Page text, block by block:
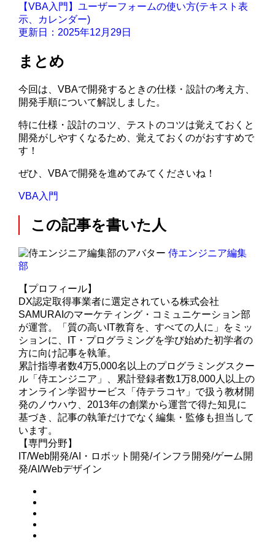
【VBA入門】ユーザーフォームの使い方(テキスト表
示、カレンダー)
更新日：2025年12月29日
まとめ
今回は、VBAで開発するときの仕様・設計の考え方、
開発手順について解説しました。
特に仕様・設計のコツ、テストのコツは覚えておくと
開発がしやすくなるため、覚えておくのがおすすめで
す！
ぜひ、VBAで開発を進めてみてくださいね！
VBA入門
この記事を書いた人
侍エンジニア編集
部
【プロフィール】
DX認定取得事業者に選定されている株式会社
SAMURAIのマーケティング・コミュニケーション部
が運営。「質の高いIT教育を、すべての人に」をミッ
ションに、IT・プログラミングを学び始めた初学者の
方に向け記事を執筆。
累計指導者数4万5,000名以上のプログラミングスクー
ル「侍エンジニア」、累計登録者数1万8,000人以上の
オンライン学習サービス「侍テラコヤ」で扱う教材開
発のノウハウ、2013年の創業から運営で得た知見に
基づき、記事の執筆だけでなく編集・監修も担当して
います。
【専門分野】
IT/Web開発/AI・ロボット開発/インフラ開発/ゲーム開
発/AI/Webデザイン